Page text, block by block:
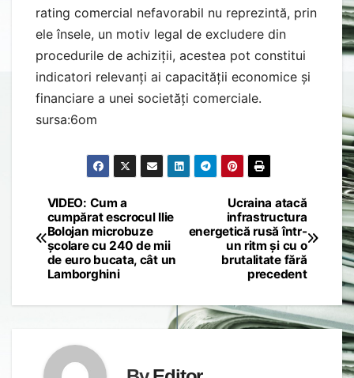
rating comercial nefavorabil nu reprezintă, prin
ele însele, un motiv legal de excludere din
procedurile de achiziții, acestea pot constitui
indicatori relevanți ai capacității economice și
financiare a unei societăți comerciale.
sursa:6om
Post
navigation
Ucraina atacă
infrastructura
energetică rusă într-
un ritm și cu o
brutalitate fără
precedent
VIDEO: Cum a
cumpărat escrocul Ilie
Bolojan microbuze
școlare cu 240 de mii
de euro bucata, cât un
Lamborghini